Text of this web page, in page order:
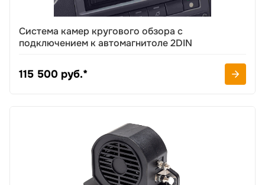
Система камер кругового обзора с
подключением к автомагнитоле 2DIN
115 500 руб.*